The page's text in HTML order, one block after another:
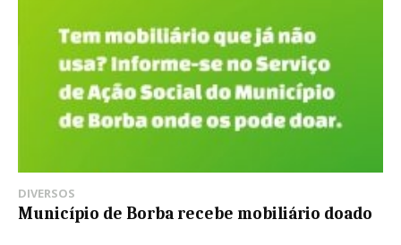
DIVERSOS
Município de Borba recebe mobiliário doado